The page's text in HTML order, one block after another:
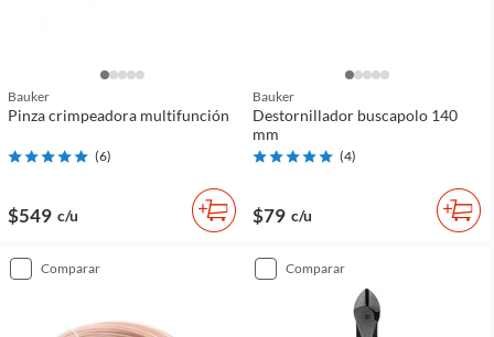
Bauker
Pinza crimpeadora multifunción
(6)
$549 c/u
Bauker
Destornillador buscapolo 140
mm
(4)
$79 c/u
comparar comparar